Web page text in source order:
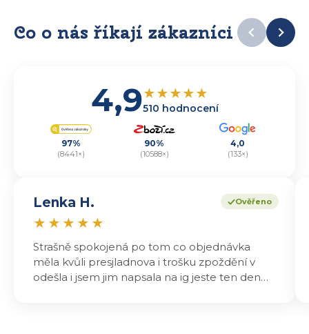
Co o nás říkají zákazníci
4,9★★★★★
510 hodnocení
97%
(8441×)
90%
(10588×)
4,0
(133×)
Ověřeno
Lenka H.
★ ★ ★ ★ ★
Strašně spokojená po tom co objednávka
měla kvůli presjladnova i trošku zpoždění v
odešla i jsem jim napsala na ig jeste ten den